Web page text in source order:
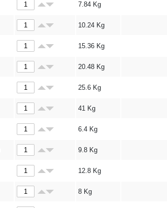
7.84 Kg
10.24 Kg
15.36 Kg
20.48 Kg
25.6 Kg
41 Kg
6.4 Kg
9.8 Kg
12.8 Kg
8 Kg